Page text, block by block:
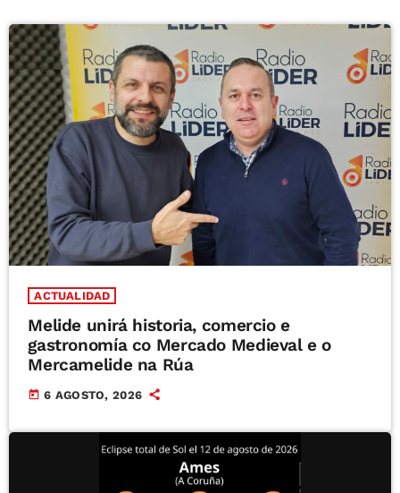
ACTUALIDAD
Melide unirá historia, comercio e
gastronomía co Mercado Medieval e o
Mercamelide na Rúa
today 6 AGOSTO, 2026